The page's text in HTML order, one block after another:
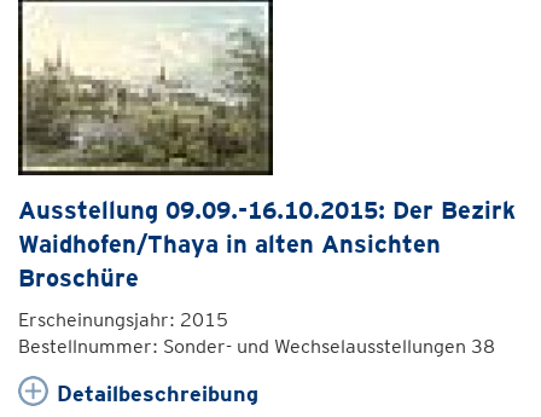
Ausstellung 09.09.-16.10.2015: Der Bezirk
Waidhofen/Thaya in alten Ansichten
Broschüre
Erscheinungsjahr: 2015
Bestellnummer: Sonder- und Wechselausstellungen 38
Detailbeschreibung